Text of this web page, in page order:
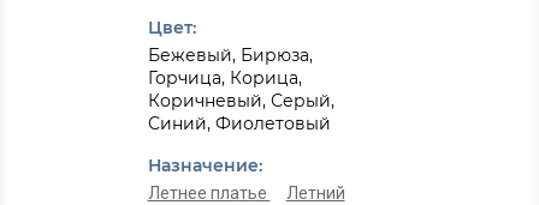
Цвет:
Бежевый, Бирюза,
Горчица, Корица,
Коричневый, Серый,
Синий, Фиолетовый
Назначение:
Летнее платье
Летний